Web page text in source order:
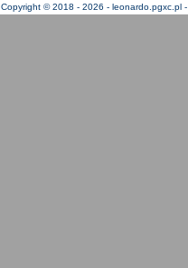
Copyright © 2018 - 2026 - leonardo.pgxc.pl -